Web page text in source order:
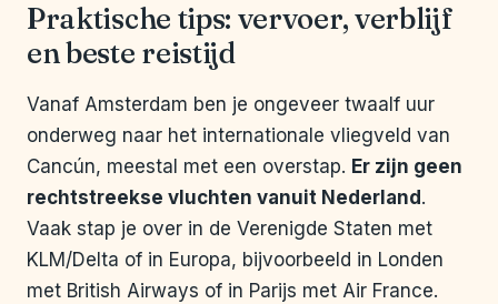
Praktische tips: vervoer, verblijf
en beste reistijd
Vanaf Amsterdam ben je ongeveer twaalf uur
onderweg naar het internationale vliegveld van
Cancún, meestal met een overstap. Er zijn geen
rechtstreekse vluchten vanuit Nederland .
Vaak stap je over in de Verenigde Staten met
KLM/Delta of in Europa, bijvoorbeeld in Londen
met British Airways of in Parijs met Air France.